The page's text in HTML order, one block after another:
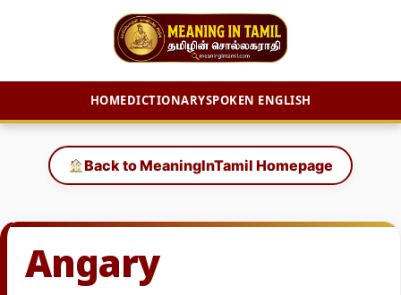
HOMEDICTIONARYSPOKEN ENGLISH
content
Back to MeaningInTamil Homepage
Angary